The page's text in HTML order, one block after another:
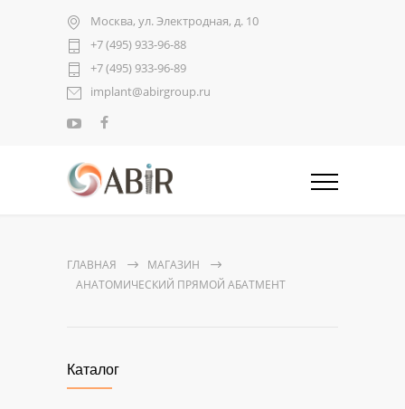
Москва, ул. Электродная, д. 10
+7 (495) 933-96-88
+7 (495) 933-96-89
implant@abirgroup.ru
ГЛАВНАЯ
МАГАЗИН
АНАТОМИЧЕСКИЙ ПРЯМОЙ АБАТМЕНТ
Каталог